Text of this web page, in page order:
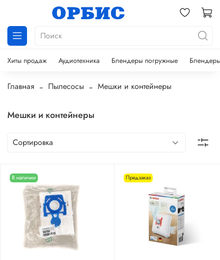
Хиты продаж Аудиотехника Блендеры погружные
Главная Пылесосы Мешки и контейнеры
Мешки и контейнеры
В наличии Предзаказ